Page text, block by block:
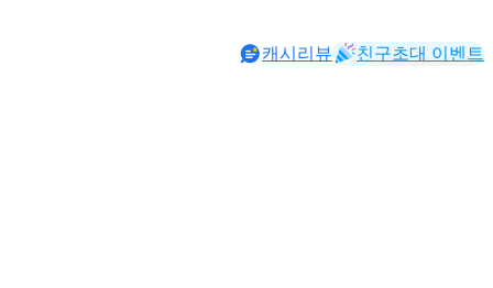
캐시리뷰 친구초대 이벤트